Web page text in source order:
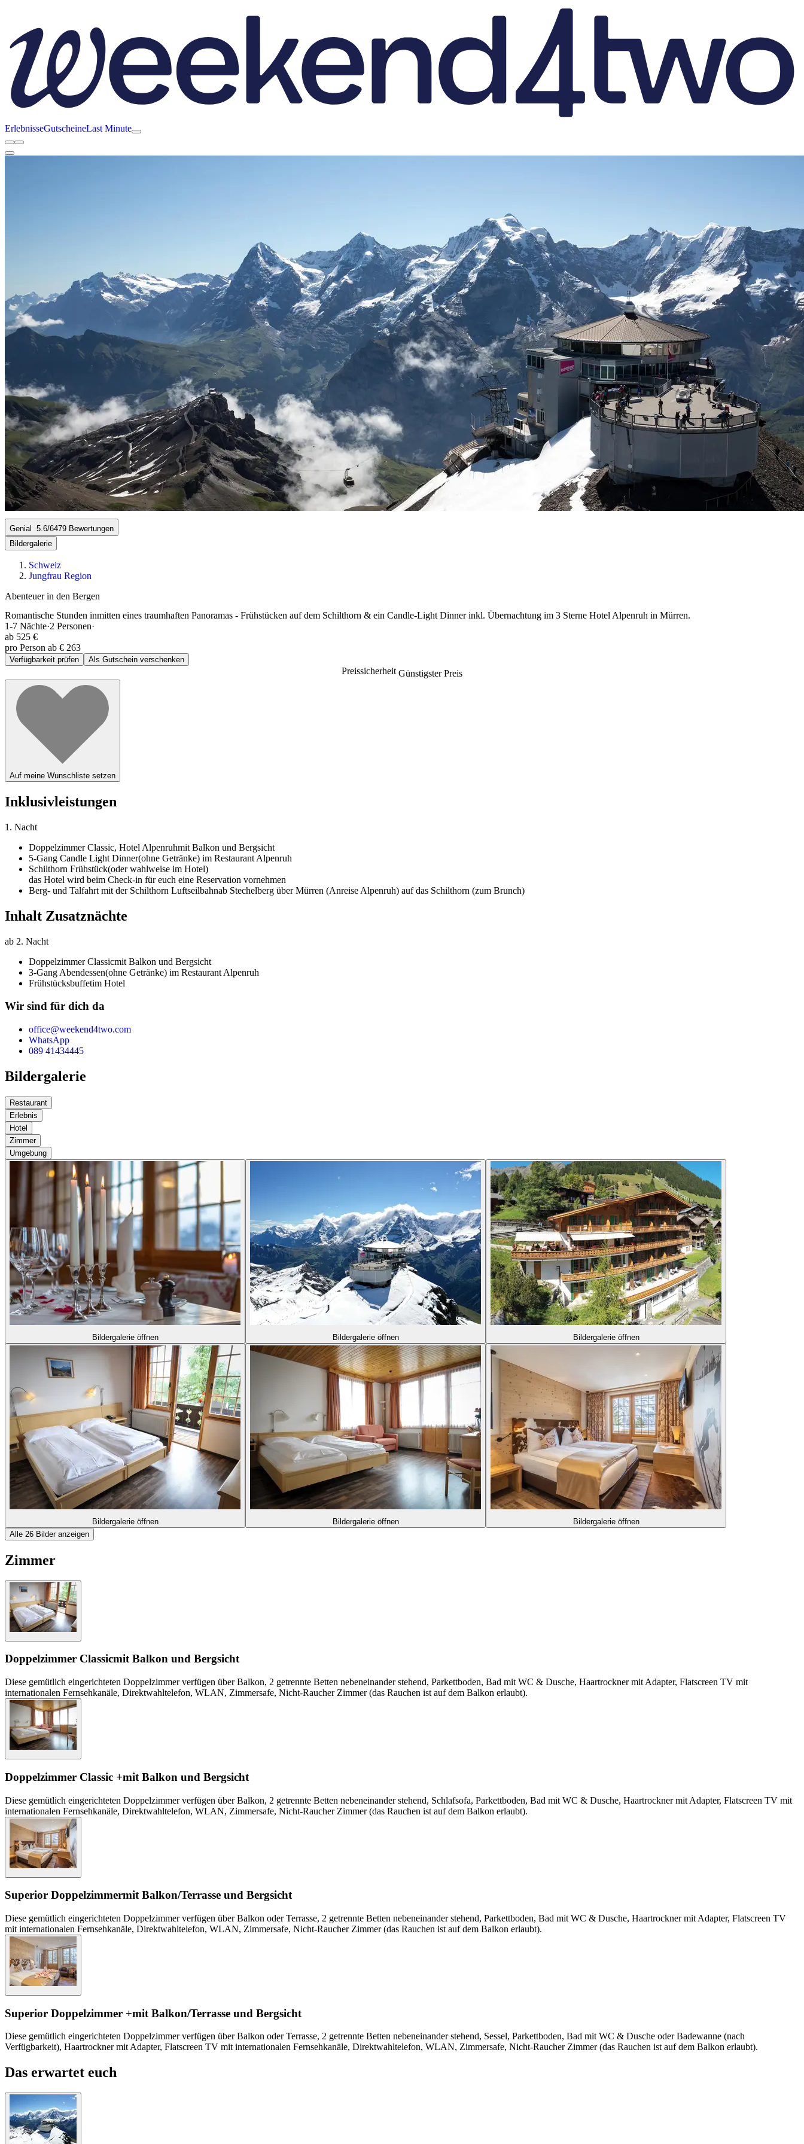
ErlebnisseGutscheineLast Minute
Genial 5.6/6479 Bewertungen
Bildergalerie
Schweiz
Jungfrau Region
Abenteuer in den Bergen
Romantische Stunden inmitten eines traumhaften Panoramas - Frühstücken auf dem Schilthorn & ein Candle-Light Dinner inkl. Übernachtung im 3 Sterne Hotel Alpenruh in Mürren.
1-7 Nächte·2 Personen·
ab 525 €
pro Person ab € 263
Verfügbarkeit prüfen Als Gutschein verschenken
Preissicherheit Günstigster Preis
Auf meine Wunschliste setzen
Inklusivleistungen
1. Nacht
Doppelzimmer Classic, Hotel Alpenruhmit Balkon und Bergsicht
5-Gang Candle Light Dinner(ohne Getränke) im Restaurant Alpenruh
Schilthorn Frühstück(oder wahlweise im Hotel)
das Hotel wird beim Check-in für euch eine Reservation vornehmen
Berg- und Talfahrt mit der Schilthorn Luftseilbahnab Stechelberg über Mürren (Anreise Alpenruh) auf das Schilthorn (zum Brunch)
Inhalt Zusatznächte
ab 2. Nacht
Doppelzimmer Classicmit Balkon und Bergsicht
3-Gang Abendessen(ohne Getränke) im Restaurant Alpenruh
Frühstücksbuffetim Hotel
Wir sind für dich da
office@weekend4two.com
WhatsApp
089 41434445
Bildergalerie
Restaurant
Erlebnis
Hotel
Zimmer
Umgebung
Bildergalerie öffnen Bildergalerie öffnen Bildergalerie öffnen
Bildergalerie öffnen Bildergalerie öffnen
Bildergalerie öffnen
Alle 26 Bilder anzeigen
Zimmer
Doppelzimmer Classicmit Balkon und Bergsicht
Diese gemütlich eingerichteten Doppelzimmer verfügen über Balkon, 2 getrennte Betten nebeneinander stehend, Parkettboden, Bad mit WC & Dusche, Haartrockner mit Adapter, Flatscreen TV mit
internationalen Fernsehkanäle, Direktwahltelefon, WLAN, Zimmersafe, Nicht-Raucher Zimmer (das Rauchen ist auf dem Balkon erlaubt).
Doppelzimmer Classic +mit Balkon und Bergsicht
Diese gemütlich eingerichteten Doppelzimmer verfügen über Balkon, 2 getrennte Betten nebeneinander stehend, Schlafsofa, Parkettboden, Bad mit WC & Dusche, Haartrockner mit Adapter, Flatscreen TV mit
internationalen Fernsehkanäle, Direktwahltelefon, WLAN, Zimmersafe, Nicht-Raucher Zimmer (das Rauchen ist auf dem Balkon erlaubt).
Superior Doppelzimmermit Balkon/Terrasse und Bergsicht
Diese gemütlich eingerichteten Doppelzimmer verfügen über Balkon oder Terrasse, 2 getrennte Betten nebeneinander stehend, Parkettboden, Bad mit WC & Dusche, Haartrockner mit Adapter, Flatscreen TV
mit internationalen Fernsehkanäle, Direktwahltelefon, WLAN, Zimmersafe, Nicht-Raucher Zimmer (das Rauchen ist auf dem Balkon erlaubt).
Superior Doppelzimmer +mit Balkon/Terrasse und Bergsicht
Diese gemütlich eingerichteten Doppelzimmer verfügen über Balkon oder Terrasse, 2 getrennte Betten nebeneinander stehend, Sessel, Parkettboden, Bad mit WC & Dusche oder Badewanne (nach
Verfügbarkeit), Haartrockner mit Adapter, Flatscreen TV mit internationalen Fernsehkanäle, Direktwahltelefon, WLAN, Zimmersafe, Nicht-Raucher Zimmer (das Rauchen ist auf dem Balkon erlaubt).
Das erwartet euch